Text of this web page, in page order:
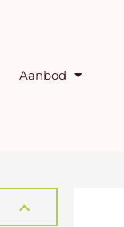
Aanbod